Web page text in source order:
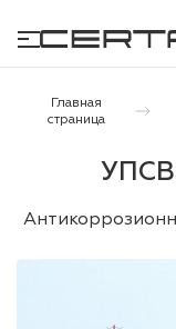
покрытия
и дачи
Главная
страница
УПСВ